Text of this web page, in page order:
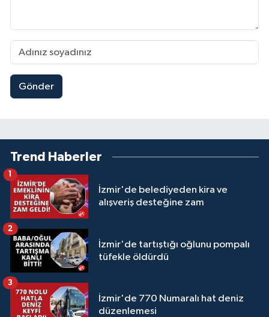
Gönder
Trend Haberler
İzmir'de belediyeden kira ve
alışveriş desteğine zam
1
İzmir'de tartıştığı oğlunu pompalı
tüfekle öldürdü
2
İzmir'de 770 Numaralı hat deniz
düzenlemesi
3